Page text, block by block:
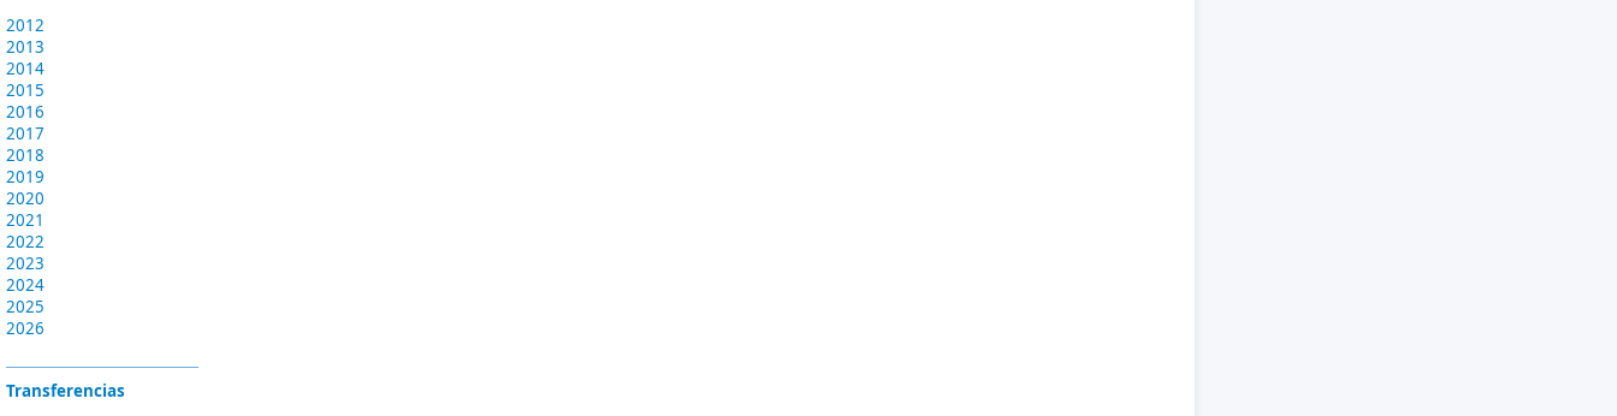
2012
2013
2014
2015
2016
2017
2018
2019
2020
2021
2022
2023
2024
2025
2026
Transferencias